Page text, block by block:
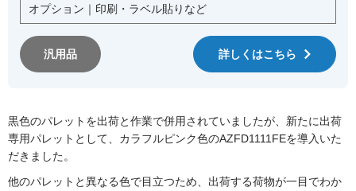
オプション｜ 印刷・ラベル貼りなど
汎用品 詳しくはこちら
黒色のパレットを出荷と作業で併用されていましたが、新たに出荷
専用パレットとして、カラフルピンク色のAZFD1111FEを導入いた
だきました。
他のパレットと異なる色で目立つため、出荷する荷物が一目でわか